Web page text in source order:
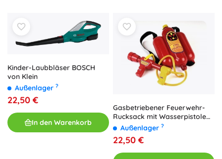
Kinder-Laubbläser BOSCH
von Klein
Außenlager ?
22,50 €
In den Warenkorb
Gasbetriebener Feuerwehr-
Rucksack mit Wasserpistole
KLEIN
Außenlager ?
22,50 €